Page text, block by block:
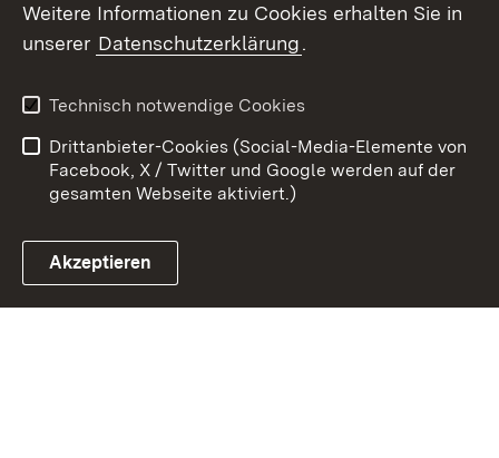
Link zum Landesportal
Kontakt
Datenschutz
Barrierefreiheit
Impressum Cookies
Weitere Informationen zu Cookies erhalten Sie in
unserer Datenschutzerklärung.
Technisch notwendige Cookies
Drittanbieter-Cookies (Social-Media-Elemente von
Facebook, X / Twitter und Google werden auf der
gesamten Webseite aktiviert.)
Akzeptieren